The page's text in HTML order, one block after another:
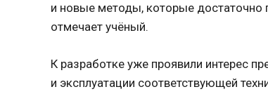
и новые методы, которые достаточно
отмечает учёный.
К разработке уже проявили интерес
и эксплуатации соответствующей